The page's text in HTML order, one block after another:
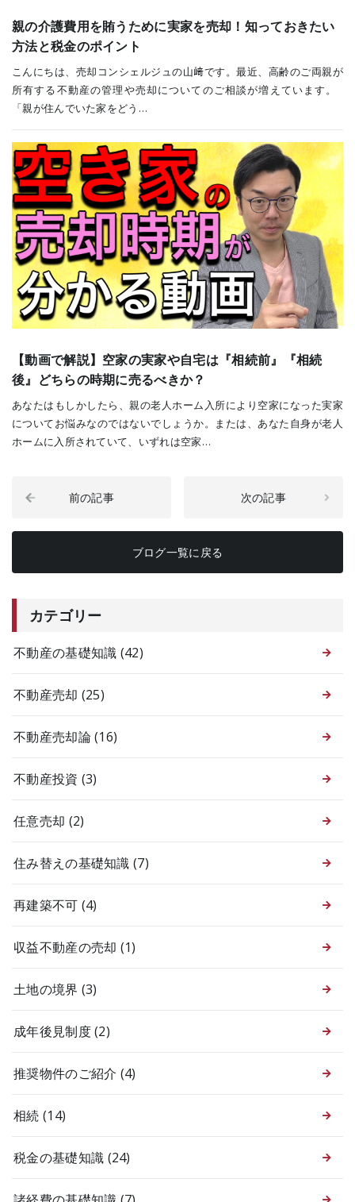
親の介護費用を賄うために実家を売却！知っておきたい
方法と税金のポイント
こんにちは、売却コンシェルジュの山﨑です。最近、高齢のご両親が
所有する不動産の管理や売却についてのご相談が増えています。
「親が住んでいた家をどう…
【動画で解説】空家の実家や自宅は『相続前』『相続
後』どちらの時期に売るべきか？
あなたはもしかしたら、親の老人ホーム入所により空家になった実家
についてお悩みなのではないでしょうか。または、あなた自身が老人
ホームに入所されていて、いずれは空家…
前の記事 次の記事
ブログ一覧に戻る
カテゴリー
不動産の基礎知識 (42)
不動産売却 (25)
不動産売却論(16)
不動産投資 (3)
任意売却 (2)
住み替えの基礎知識(7)
再建築不可 (4)
収益不動産の売却 (1)
土地の境界 (3)
成年後見制度(2)
推奨物件のご紹介 (4)
相続 (14)
税金の基礎知識 (24)